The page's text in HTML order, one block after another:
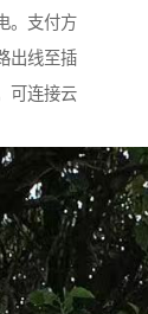
。支付方
出线至插
可连接云